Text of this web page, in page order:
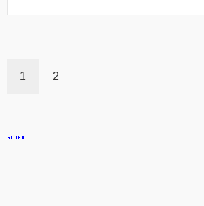
1 2